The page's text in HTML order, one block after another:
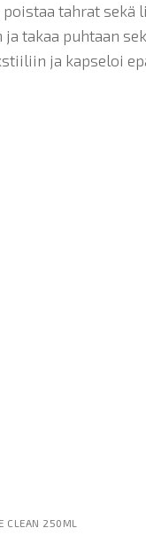
poistaa tahrat
takaa puhtaan
ja kapseloi
CLEAN 250ML